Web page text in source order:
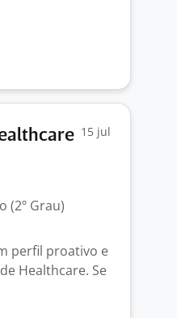
15 jul
(2º Grau)
perfil proativo e
Healthcare. Se